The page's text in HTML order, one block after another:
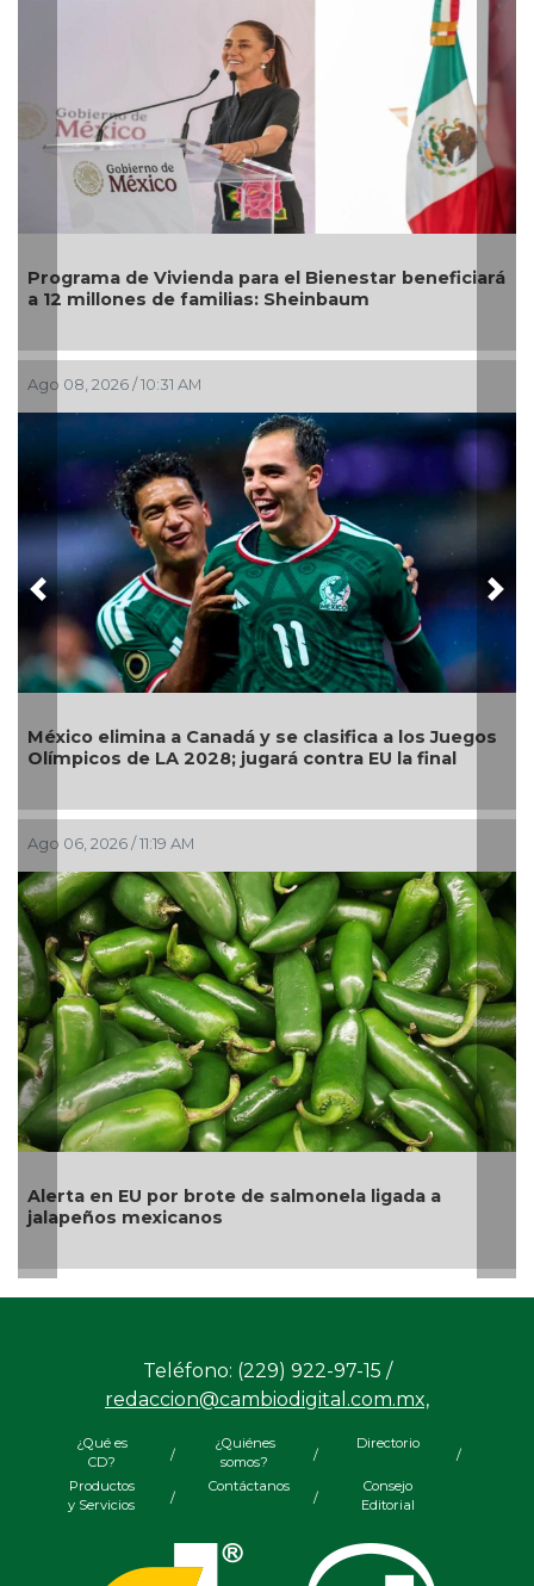
DIF Poza Rica lleva sabor y bienestar a los adultos
mayores con "Sazón y corazón"
Ago 05, 2026 / 2:59 PM
Llama Gobierno Municipal a la sana convivencia:
continuarán operativos “Cero Alcohol” en vía
pública
Ago 05, 2026 / 2:56 PM
La UNAM analiza sanción de hasta 20 millones de
pesos a Territorium Life
Previous
Teléfono: (229) 922-97-15 /
redaccion@cambiodigital.com.mx,
¿Qué es
CD?
/
¿Quiénes
somos?
/
Directorio
/
Productos
y Servicios
/
Contáctanos
/
Consejo
Editorial